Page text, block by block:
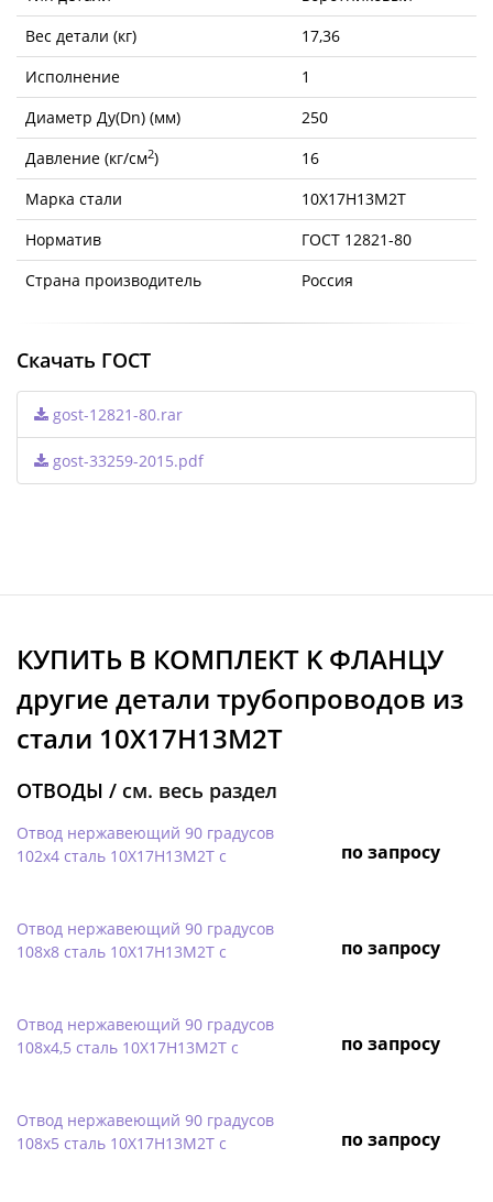
Вес детали (кг)
17,36
Исполнение
1
Диаметр Ду(Dn) (мм)
250
Давление (кг/см2)
16
Марка стали
10Х17Н13М2Т
Норматив
ГОСТ 12821-80
Страна производитель
Россия
Скачать ГОСТ
gost-12821-80.rar
gost-33259-2015.pdf
КУПИТЬ В КОМПЛЕКТ K ФЛАНЦУ
другие детали трубопроводов из
стали 10Х17Н13М2Т
ОТВОДЫ / см. весь раздел
Отвод нержавеющий 90 градусов
102х4 сталь 10Х17Н13М2Т с
по запросу
Отвод нержавеющий 90 градусов
108х8 сталь 10Х17Н13М2Т с
по запросу
Отвод нержавеющий 90 градусов
108х4,5 сталь 10Х17Н13М2Т с
по запросу
Отвод нержавеющий 90 градусов
108х5 сталь 10Х17Н13М2Т с
по запросу